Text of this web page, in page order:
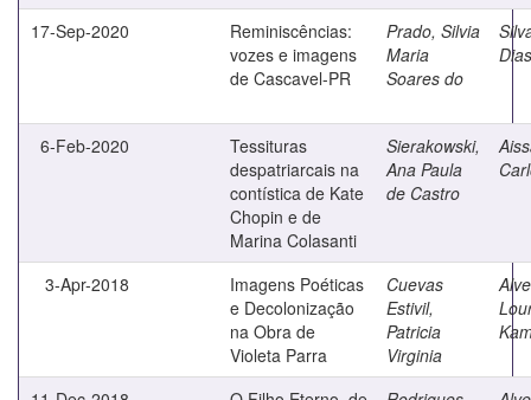
17-Sep-2020
Reminiscências:
vozes e imagens
de Cascavel-PR
Prado, Silvia
Maria
Soares do
6-Feb-2020
Tessituras
despatriarcais na
contística de Kate
Chopin e de
Marina Colasanti
Sierakowski,
Ana Paula
de Castro
3-Apr-2018
Imagens Poéticas
e Decolonização
na Obra de
Violeta Parra
Cuevas
Estivil,
Patricia
Virginia